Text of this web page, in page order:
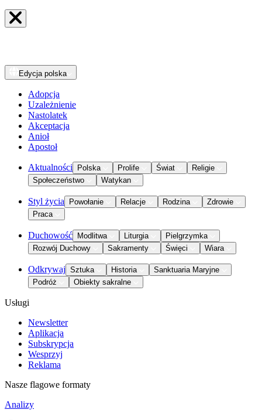
Edycja polska
Adopcja
Uzależnienie
Nastolatek
Akceptacja
Anioł
Apostoł
Aktualności Polska Prolife Świat
Religie
Społeczeństwo
Watykan
Styl życia Powołanie Relacje Rodzina
Zdrowie
Praca
Duchowość Modlitwa Liturgia
Pielgrzymka
Rozwój Duchowy
Sakramenty Święci Wiara
Odkrywaj Sztuka Historia
Sanktuaria Maryjne
Podróż
Obiekty sakralne
Usługi
Newsletter
Aplikacja
Subskrypcja
Wesprzyj
Reklama
Nasze flagowe formaty
Analizy